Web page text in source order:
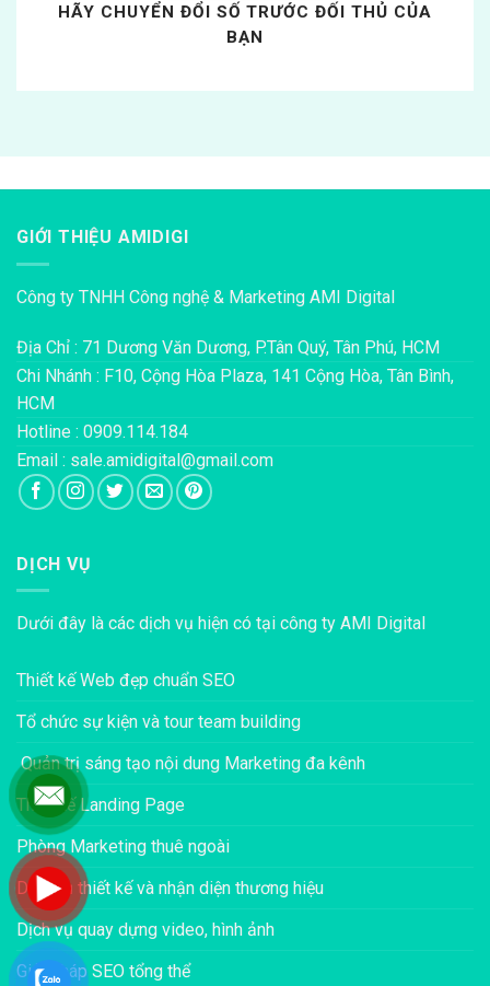
HÃY CHUYỂN ĐỔI SỐ TRƯỚC ĐỐI THỦ CỦA
BẠN
GIỚI THIỆU AMIDIGI
Công ty TNHH Công nghệ & Marketing AMI Digital
Địa Chỉ : 71 Dương Văn Dương, P.Tân Quý, Tân Phú, HCM
Chi Nhánh : F10, Cộng Hòa Plaza, 141 Cộng Hòa, Tân Bình,
HCM
Hotline : 0909.114.184
Email : sale.amidigital@gmail.com
DỊCH VỤ
Dưới đây là các dịch vụ hiện có tại công ty AMI Digital
Thiết kế Web đẹp chuẩn SEO
Tổ chức sự kiện và tour team building
Quản trị sáng tạo nội dung Marketing đa kênh
Thiết kế Landing Page
Phòng Marketing thuê ngoài
Dịch vụ thiết kế và nhận diện thương hiệu
Dịch vụ quay dựng video, hình ảnh
Giải pháp SEO tổng thể